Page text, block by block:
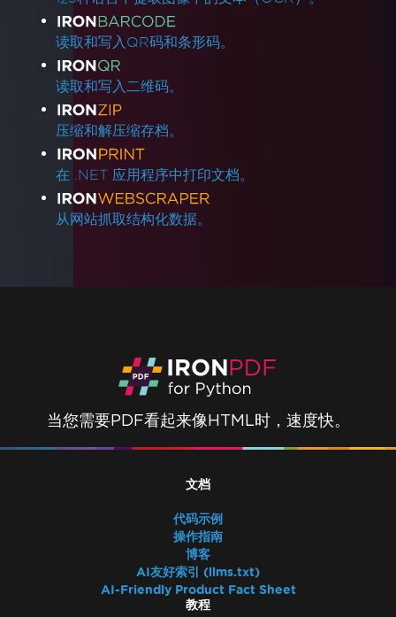
读取和写入QR码和条形码。
读取和写入二维码。
压缩和解压缩存档。
在 .NET 应用程序中打印文档。
从网站抓取结构化数据。
当您需要PDF看起来像HTML时，速度快。
文档
代码示例
操作指南
博客
AI友好索引 (llms.txt)
AI-Friendly Product Fact Sheet
教程